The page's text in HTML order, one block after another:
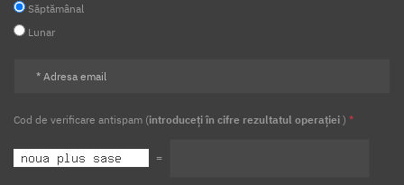
Săptămânal
Lunar
Cod de verificare antispam (introduceți în cifre rezultatul operației ) *
=